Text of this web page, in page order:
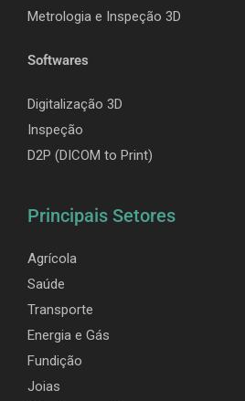
Metrologia e Inspeção 3D
Softwares
Digitalização 3D
Inspeção
D2P (DICOM to Print)
Principais Setores
Agrícola
Saúde
Transporte
Energia e Gás
Fundição
Joias